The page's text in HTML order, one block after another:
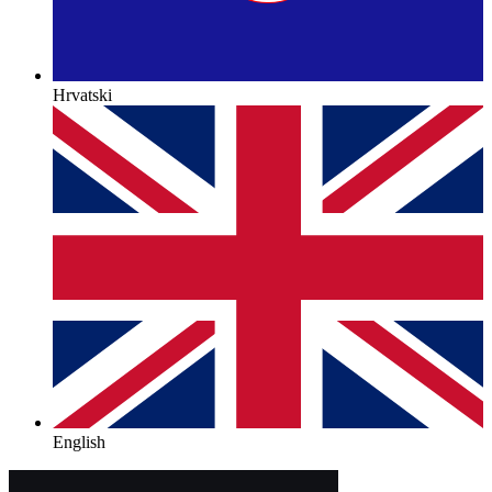
Hrvatski
English